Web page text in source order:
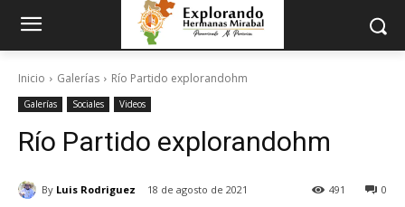
Inicio Galerías Río Partido explorandohm
Galerías Sociales Videos
Río Partido explorandohm
By Luis Rodriguez 18 de agosto de 2021 0
491